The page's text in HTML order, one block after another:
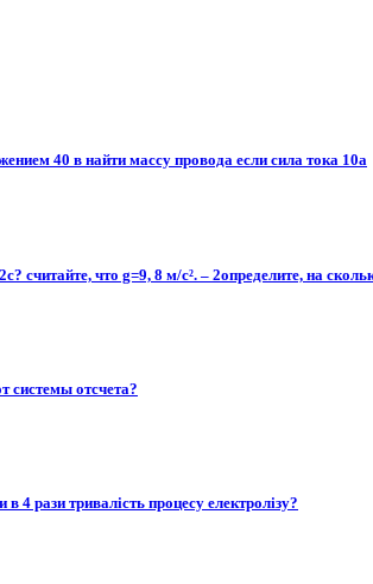
40 в найти массу провода если сила тока 10а
считайте, что g=9, 8 м/с². – 2определите, на
системы отсчета?​
4 рази тривалість процесу електролізу?